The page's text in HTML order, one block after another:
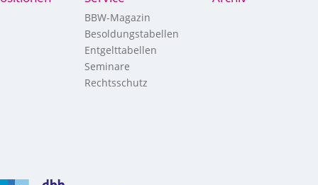
BBW-Magazin
Besoldungstabellen
Entgelttabellen
Seminare
Rechtsschutz